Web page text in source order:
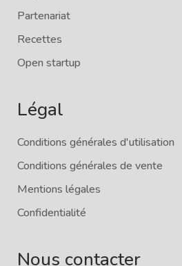
Partenariat
Recettes
Open startup
Légal
Conditions générales d'utilisation
Conditions générales de vente
Mentions légales
Confidentialité
Nous contacter